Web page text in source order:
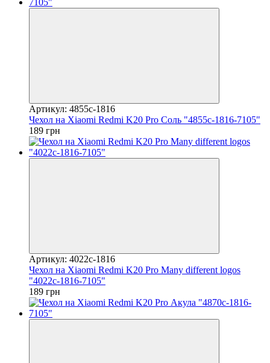
Артикул: 4855c-1816
Чехол на Xiaomi Redmi K20 Pro Соль "4855c-1816-7105"
189 грн
Артикул: 4022c-1816
Чехол на Xiaomi Redmi K20 Pro Many different logos
"4022c-1816-7105"
189 грн